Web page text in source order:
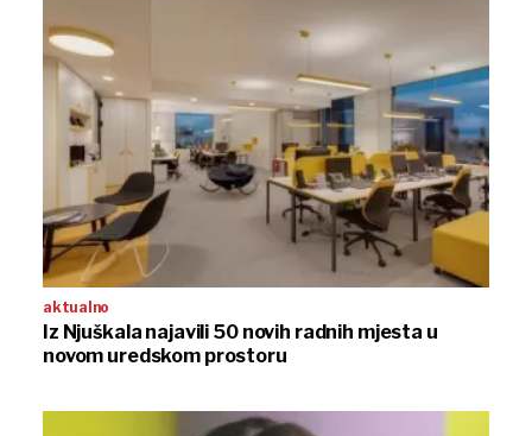
aktualno
Iz Njuškala najavili 50 novih radnih mjesta u
novom uredskom prostoru